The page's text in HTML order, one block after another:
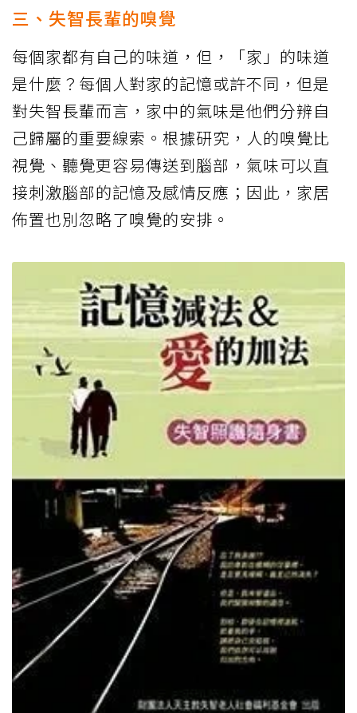
三、失智長輩的嗅覺
每個家都有自己的味道，但，「家」的味道
是什麼？每個人對家的記憶或許不同，但是
對失智長輩而言，家中的氣味是他們分辨自
己歸屬的重要線索。根據研究，人的嗅覺比
視覺、聽覺更容易傳送到腦部，氣味可以直
接刺激腦部的記憶及感情反應；因此，家居
佈置也別忽略了嗅覺的安排。